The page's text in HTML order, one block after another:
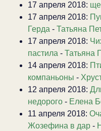
17 апреля 2018:
17 апреля 2018:
Герда - Татьяна
17 апреля 2018:
пастила - Татьяна
14 апреля 2018:
компаньоны -
12 апреля 2018:
недорого - Елена
11 апреля 2018:
Жозефина в дар -